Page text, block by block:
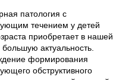
патология с
течением у детей
приобретает в нашей
актуальность.
формирования
обструктивного